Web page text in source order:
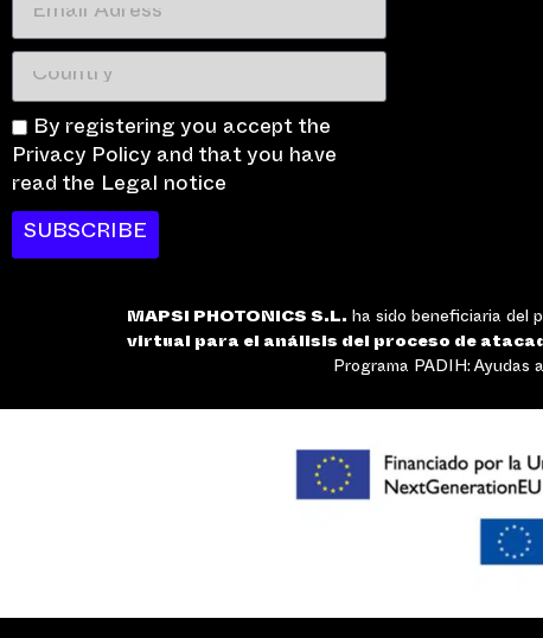
By registering you accept the
Privacy Policy and that you have
read the Legal notice
SUBSCRIBE
MAPSI PHOTONICS S.L. ha sido beneficiaria del
virtual para el análisis del proceso de
Programa PADIH: Ayudas